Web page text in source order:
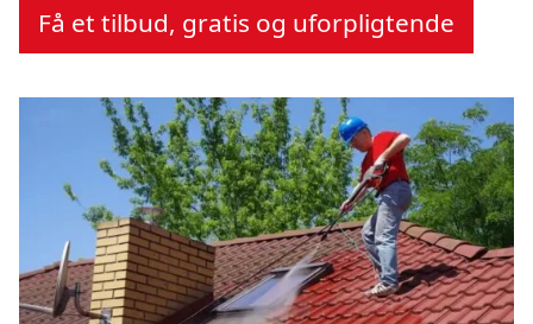
Få et tilbud, gratis og uforpligtende